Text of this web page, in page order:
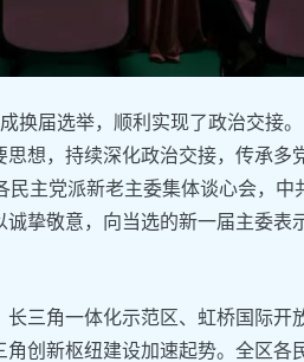
换届选举，顺利实现了政治交接
想，持续深化政治交接，传承多
主党派新老主委集体谈心会，中
挚敬意，向当选的新一届主委表
三角一体化示范区、虹桥国际开
创新枢纽建设加速起势。全区各